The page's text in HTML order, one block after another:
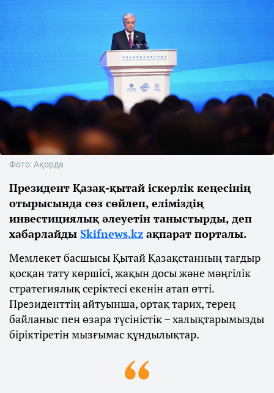
Фото: Ақорда
Президент Қазақ-қытай іскерлік кеңесінің
отырысында сөз сөйлеп, еліміздің
инвестициялық әлеуетін таныстырды, деп
хабарлайды Skifnews.kz ақпарат порталы.
Мемлекет басшысы Қытай Қазақстанның тағдыр
қосқан тату көршісі, жақын досы және мәңгілік
стратегиялық серіктесі екенін атап өтті.
Президенттің айтуынша, ортақ тарих, терең
байланыс пен өзара түсіністік – халықтарымызды
біріктіретін мызғымас құндылықтар.